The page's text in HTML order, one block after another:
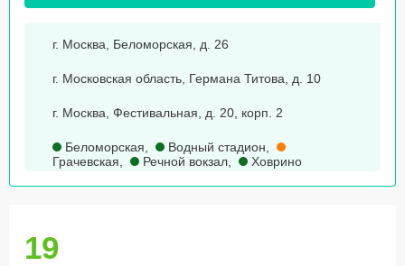
г. Москва, Беломорская, д. 26
г. Московская область, Германа Титова, д. 10
г. Москва, Фестивальная, д. 20, корп. 2
Беломорская Водный стадион
Грачевская
Речной вокзал Ховрино
19